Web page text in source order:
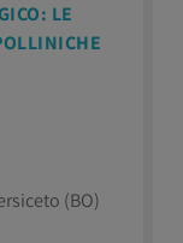
LE
(BO)